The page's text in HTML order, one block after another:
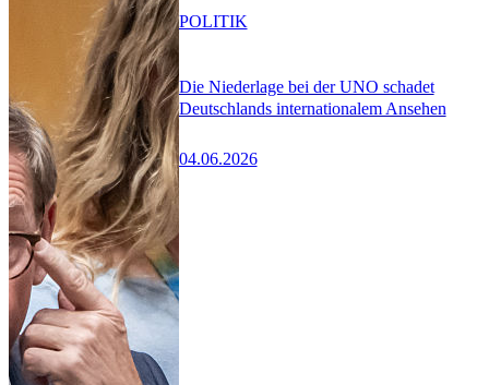
Die Niederlage bei der UNO schadet
Deutschlands internationalem Ansehen
04.06.2026
POLITIK